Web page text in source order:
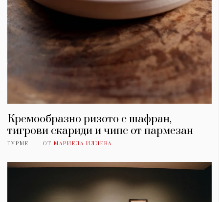
Кремообразно ризото с шафран,
тигрови скариди и чипс от пармезан
ГУРМЕ ОТ МАРИЕЛА ИЛИЕВА